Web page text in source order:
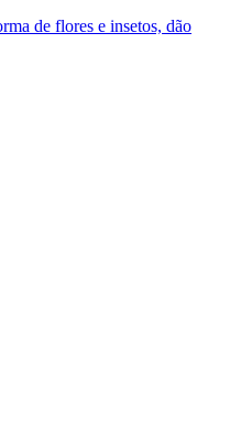
de flores e insetos, dão